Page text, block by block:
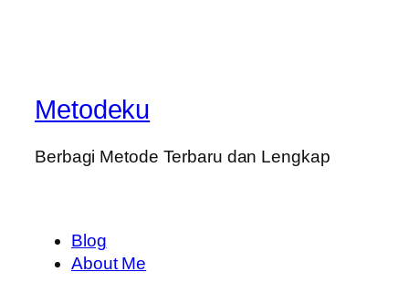
Metodeku
Berbagi Metode Terbaru dan Lengkap
Blog
About Me